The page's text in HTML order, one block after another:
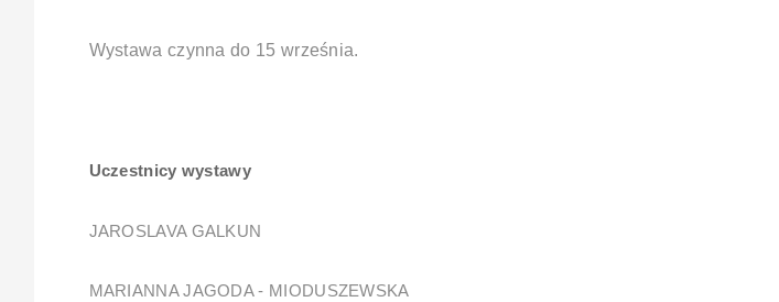
Wystawa czynna do 15 września.
Uczestnicy wystawy
JAROSLAVA GALKUN
MARIANNA JAGODA - MIODUSZEWSKA